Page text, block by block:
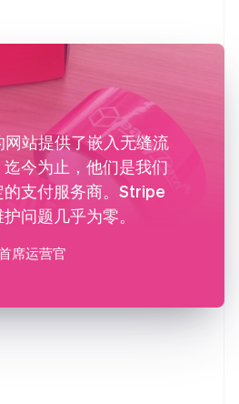
站提供了嵌入无缝流
今为止，他们是我们
支付服务商。Stripe
问题几乎为零。
席运营官